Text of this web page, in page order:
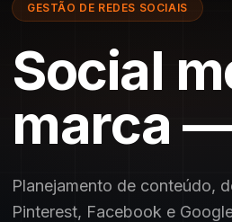
GESTÃO DE REDES SOCIAIS
Social
marca
Planejamento de conteúdo,
Pinterest, Facebook e